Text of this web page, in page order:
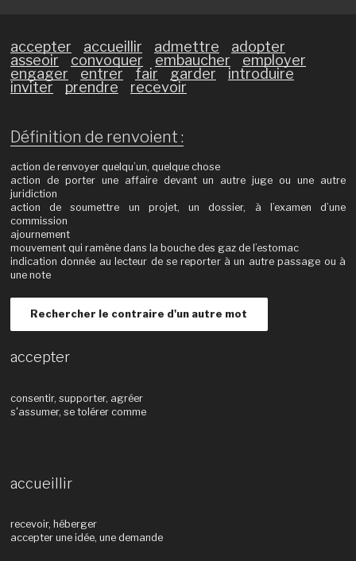
accepter accueillir admettre
adopter
asseoir
convoquer embaucher
employer
engager
entrer fair garder
introduire
inviter
prendre recevoir
Définition de renvoient :
action de renvoyer quelqu’un, quelque chose
action de porter une affaire devant un autre juge ou une autre
juridiction
action de soumettre un projet, un dossier, à l’examen d’une
commission
ajournement
mouvement qui ramène dans la bouche des gaz de l’estomac
indication donnée au lecteur de se reporter à un autre passage ou à
une note
Rechercher le contraire d'un autre mot
accepter
consentir, supporter, agréer
s'assumer, se tolérer comme
accueillir
recevoir, héberger
accepter une idée, une demande